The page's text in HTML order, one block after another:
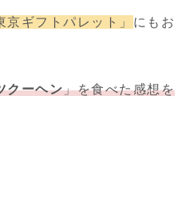
京ギフトパレット」 にもお
クーヘン」を食べた感想を